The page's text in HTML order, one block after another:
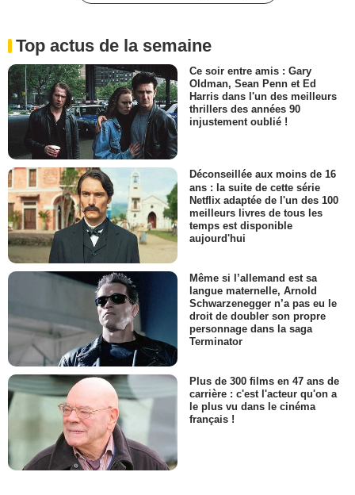
Top actus de la semaine
Ce soir entre amis : Gary
Oldman, Sean Penn et Ed
Harris dans l'un des meilleurs
thrillers des années 90
injustement oublié !
Déconseillée aux moins de 16
ans : la suite de cette série
Netflix adaptée de l'un des 100
meilleurs livres de tous les
temps est disponible
aujourd'hui
Même si l’allemand est sa
langue maternelle, Arnold
Schwarzenegger n’a pas eu le
droit de doubler son propre
personnage dans la saga
Terminator
Plus de 300 films en 47 ans de
carrière : c'est l'acteur qu'on a
le plus vu dans le cinéma
français !